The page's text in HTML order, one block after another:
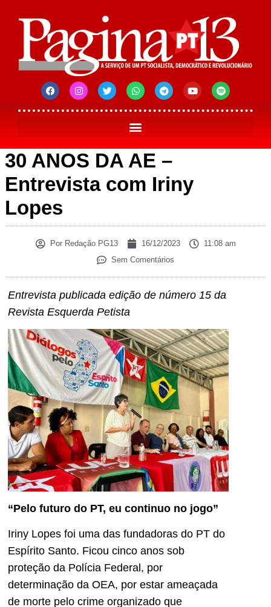
30 ANOS DA AE –
Entrevista com Iriny
Lopes
PorRedação PG13 16/12/2023
11:08 am
Sem Comentários
Entrevista publicada edição de número 15 da
Revista Esquerda Petista
“Pelo futuro do PT, eu continuo no jogo”
Iriny Lopes foi uma das fundadoras do PT do
Espírito Santo. Ficou cinco anos sob
proteção da Polícia Federal, por
determinação da OEA, por estar ameaçada
de morte pelo crime organizado que